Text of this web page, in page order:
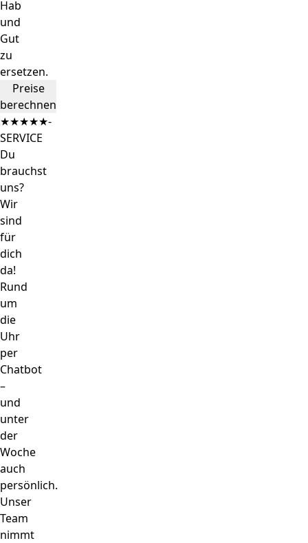
Hab
und
Gut
zu
ersetzen.
Preise
berechnen
★★★★★-
SERVICE
Du
brauchst
uns?
Wir
sind
für
dich
da!
Rund
um
die
Uhr
per
Chatbot
–
und
unter
der
Woche
auch
persönlich.
Unser
Team
nimmt